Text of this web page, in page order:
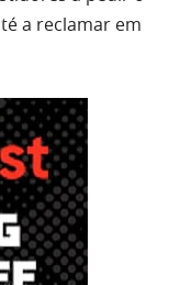
a reclamar em